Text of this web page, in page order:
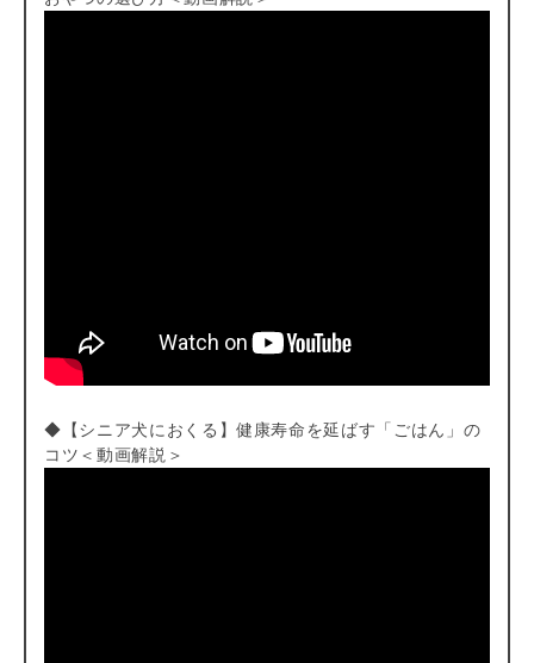
◆【シニア犬におくる】健康寿命を延ばす「ごはん」の
コツ＜動画解説＞